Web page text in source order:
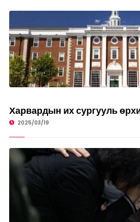
Харвардын их сургууль
2025/03/19